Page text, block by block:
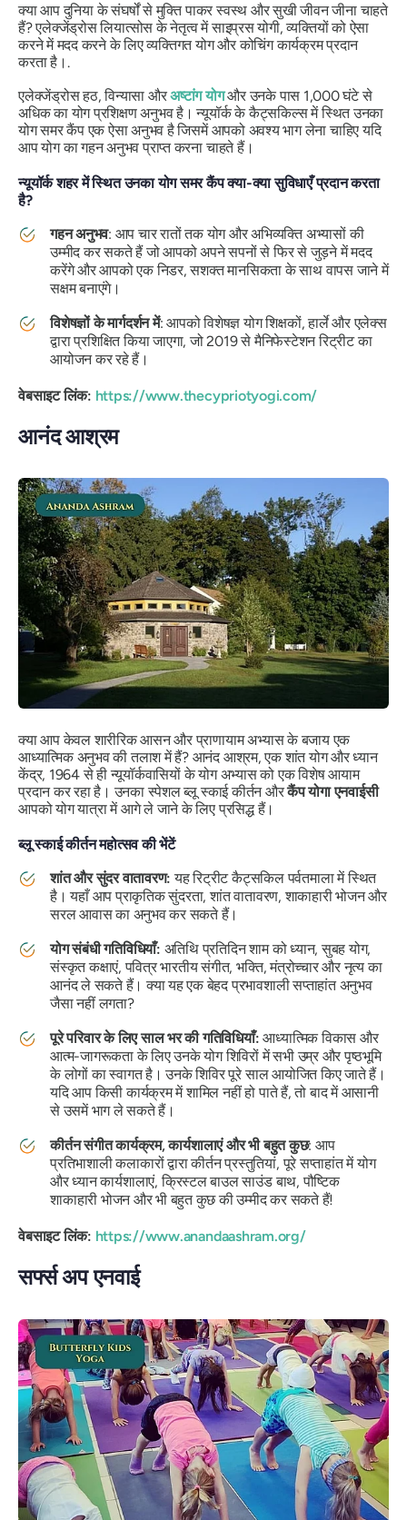
क्या आप दुनिया के संघर्षों से मुक्ति पाकर स्वस्थ और सुखी जीवन जीना चाहते
हैं? एलेक्जेंड्रोस लियात्सोस के नेतृत्व में साइप्रस योगी, व्यक्तियों को ऐसा
करने में मदद करने के लिए व्यक्तिगत योग और कोचिंग कार्यक्रम प्रदान
करता है।.
एलेक्जेंड्रोस हठ, विन्यासा औरअष्टांग योगऔर उनके पास 1,000 घंटे से
अधिक का योग प्रशिक्षण अनुभव है। न्यूयॉर्क के कैट्सकिल्स में स्थित उनका
योग समर कैंप एक ऐसा अनुभव है जिसमें आपको अवश्य भाग लेना चाहिए यदि
आप योग का गहन अनुभव प्राप्त करना चाहते हैं।
न्यूयॉर्क शहर में स्थित उनका योग समर कैंप क्या-क्या सुविधाएँ प्रदान करता
है?
गहन अनुभव: आप चार रातों तक योग और अभिव्यक्ति अभ्यासों की
उम्मीद कर सकते हैं जो आपको अपने सपनों से फिर से जुड़ने में मदद
करेंगे और आपको एक निडर, सशक्त मानसिकता के साथ वापस जाने में
सक्षम बनाएंगे।
विशेषज्ञों के मार्गदर्शन में: आपको विशेषज्ञ योग शिक्षकों, हार्ले और एलेक्स
द्वारा प्रशिक्षित किया जाएगा, जो 2019 से मैनिफेस्टेशन रिट्रीट का
आयोजन कर रहे हैं।
वेबसाइट लिंक: https://www.thecypriotyogi.com/
आनंद आश्रम
क्या आप केवल शारीरिक आसन और प्राणायाम अभ्यास के बजाय एक
आध्यात्मिक अनुभव की तलाश में हैं? आनंद आश्रम, एक शांत योग और ध्यान
केंद्र, 1964 से ही न्यूयॉर्कवासियों के योग अभ्यास को एक विशेष आयाम
प्रदान कर रहा है। उनका स्पेशल ब्लू स्काई कीर्तन औरकैंप योगा एनवाईसी
आपको योग यात्रा में आगे ले जाने के लिए प्रसिद्ध हैं।
ब्लू स्काई कीर्तन महोत्सव की भेंटें
शांत और सुंदर वातावरण:यह रिट्रीट कैट्सकिल पर्वतमाला में स्थित
है। यहाँ आप प्राकृतिक सुंदरता, शांत वातावरण, शाकाहारी भोजन और
सरल आवास का अनुभव कर सकते हैं।
योग संबंधी गतिविधियाँ: अतिथि प्रतिदिन शाम को ध्यान, सुबह योग,
संस्कृत कक्षाएं, पवित्र भारतीय संगीत, भक्ति, मंत्रोच्चार और नृत्य का
आनंद ले सकते हैं। क्या यह एक बेहद प्रभावशाली सप्ताहांत अनुभव
जैसा नहीं लगता?
पूरे परिवार के लिए साल भर की गतिविधियाँ:आध्यात्मिक विकास और
आत्म-जागरूकता के लिए उनके योग शिविरों में सभी उम्र और पृष्ठभूमि
के लोगों का स्वागत है। उनके शिविर पूरे साल आयोजित किए जाते हैं।
यदि आप किसी कार्यक्रम में शामिल नहीं हो पाते हैं, तो बाद में आसानी
से उसमें भाग ले सकते हैं।
कीर्तन संगीत कार्यक्रम, कार्यशालाएं और भी बहुत कुछ: आप
प्रतिभाशाली कलाकारों द्वारा कीर्तन प्रस्तुतियां, पूरे सप्ताहांत में योग
और ध्यान कार्यशालाएं, क्रिस्टल बाउल साउंड बाथ, पौष्टिक
शाकाहारी भोजन और भी बहुत कुछ की उम्मीद कर सकते हैं!
वेबसाइट लिंक: https://www.anandaashram.org/
सर्फ्स अप एनवाई